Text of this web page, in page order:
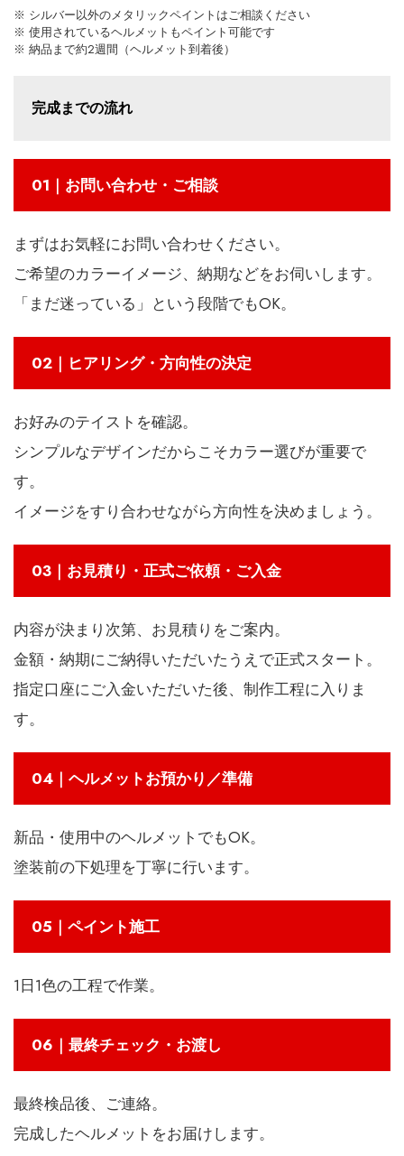
※ シルバー以外のメタリックペイントはご相談ください
※ 使用されているヘルメットもペイント可能です
※ 納品まで約2週間（ヘルメット到着後）
完成までの流れ
01｜お問い合わせ・ご相談
まずはお気軽にお問い合わせください。
ご希望のカラーイメージ、納期などをお伺いします。
「まだ迷っている」という段階でもOK。
02｜ヒアリング・方向性の決定
お好みのテイストを確認。
シンプルなデザインだからこそカラー選びが重要で
す。
イメージをすり合わせながら方向性を決めましょう。
03｜お見積り・正式ご依頼・ご入金
内容が決まり次第、お見積りをご案内。
金額・納期にご納得いただいたうえで正式スタート。
指定口座にご入金いただいた後、制作工程に入りま
す。
04｜ヘルメットお預かり／準備
新品・使用中のヘルメットでもOK。
塗装前の下処理を丁寧に行います。
05｜ペイント施工
1日1色の工程で作業。
06｜最終チェック・お渡し
最終検品後、ご連絡。
完成したヘルメットをお届けします。